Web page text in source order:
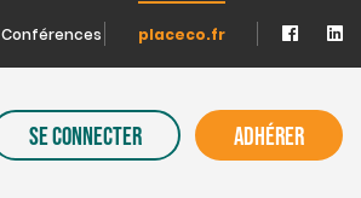
Conférences placeco.fr
SE CONNECTER ADHÉRER